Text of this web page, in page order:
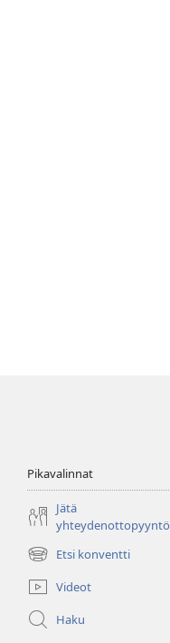
Pikavalinnat
Jätä
yhteydenottopyyntö
Etsi konventti
(avaa
uuden
ikkunan)
Videot
Haku